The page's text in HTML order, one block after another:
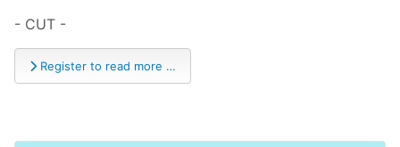
- CUT -
Register to read more …